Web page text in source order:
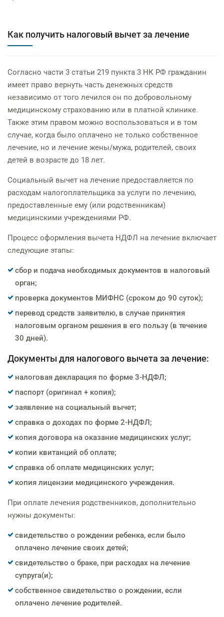
Как получить налоговый вычет за лечение
Согласно части 3 статьи 219 пункта 3 НК РФ гражданин
имеет право вернуть часть денежных средств
независимо от того лечился он по добровольному
медицинскому страхованию или в платной клинике.
Также этим правом можно воспользоваться и в том
случае, когда было оплачено не только собственное
лечение, но и лечение жены/мужа, родителей, своих
детей в возрасте до 18 лет.
Социальный вычет на лечение предоставляется по
расходам налогоплательщика за услуги по лечению,
предоставленные ему (или родственникам)
медицинскими учреждениями РФ.
Процесс оформления вычета НДФЛ на лечение включает
следующие этапы:
сбор и подача необходимых документов в налоговый
орган;
проверка документов МИФНС (сроком до 90 суток);
перевод средств заявителю, в случае принятия
налоговым органом решения в его пользу (в течение
30 дней).
Документы для налогового вычета за лечение:
налоговая декларация по форме 3-НДФЛ;
паспорт (оригинал + копия);
заявление на социальный вычет;
справка о доходах по форме 2-НДФЛ;
копия договора на оказание медицинских услуг;
копии квитанций об оплате;
справка об оплате медицинских услуг;
копия лицензии медицинского учреждения.
При оплате лечения родственников, дополнительно
нужны документы:
свидетельство о рождении ребенка, если было
оплачено лечение своих детей;
свидетельство о браке, при расходах на лечение
супруга(и);
собственное свидетельство о рождении, если
оплачено лечение родителей.